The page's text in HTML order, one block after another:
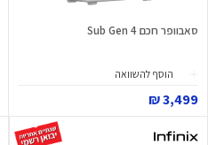
סאבוופר חכם Sub Gen 4
הוסף להשוואה
3,499 ₪